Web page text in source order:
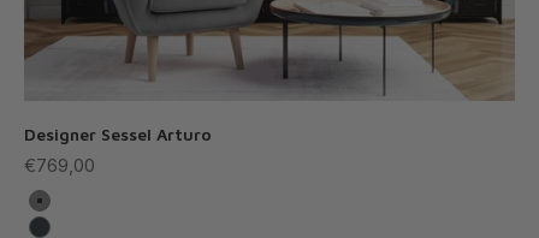
Designer Sessel Arturo
Angebot
€769,00
Grau